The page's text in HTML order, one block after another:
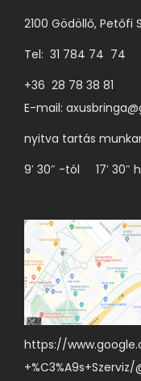
2100 Gödöllő, Petőfi
Tel: 31 784 74 74
+36 28 78 38 81
E-mail:
nyitva tartás
9′ 30″ -tól 17′ 30″
https://